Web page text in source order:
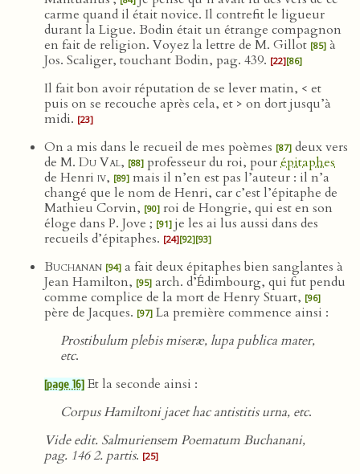
carme quand il était novice. Il contrefit le ligueur
durant la Ligue. Bodin était un étrange compagnon
en fait de religion. Voyez la lettre de M. Gillot [85] à
Jos. Scaliger, touchant Bodin, pag. 439. [22][86]
Il fait bon avoir réputation de se lever matin, < et
puis on se recouche après cela, et > on dort jusqu’à
midi. [23]
On a mis dans le recueil de mes poèmes [87] deux vers
de M. Du Val, [88] professeur du roi, pourépitaphes
de Henri iv, [89] mais il n’en est pas l’auteur : il n’a
changé que le nom de Henri, car c’est l’épitaphe de
Mathieu Corvin, [90] roi de Hongrie, qui est en son
éloge dans P. Jove ; [91] je les ai lus aussi dans des
recueils d’épitaphes. [24][92][93]
Buchanan [94] a fait deux épitaphes bien sanglantes à
Jean Hamilton, [95] arch. d’Édimbourg, qui fut pendu
comme complice de la mort de Henry Stuart, [96]
père de Jacques. [97] La première commence ainsi :
Prostibulum plebis miseræ, lupa publica mater,
etc.
[page 16]Et la seconde ainsi :
Corpus Hamiltoni jacet hac antistitis urna, etc.
Vide edit. Salmuriensem Poematum Buchanani,
pag. 146 2. partis. [25]